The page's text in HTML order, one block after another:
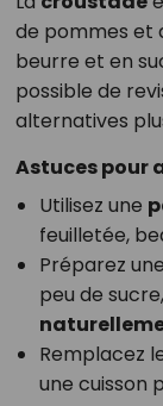
de pommes et
beurre et en
possible de
alternatives
Astuces pour
Utilisez une
feuilletée,
Préparez
peu de
Remplacez
une cuisson